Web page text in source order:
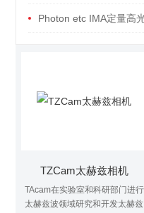
Photon etc IMA定量高
TZCam太赫兹相机
TAcam在实验室和科研部门进行
太赫兹波领域研究和开发太赫兹